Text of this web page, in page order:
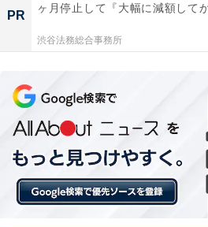
PR
ヶ月停止して『大幅に減額して
渋谷法務総合事務所